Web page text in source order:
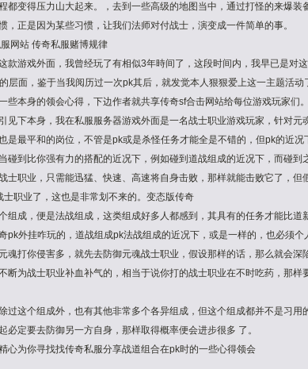
都变得压力山大起来。，去到一些高级的地图当中，通过打怪的来爆装
，正是因为某些习惯，让我们法师对付战士，演变成一件简单的事。
网站 传奇私服赌博规律
款游戏外面，我曾经玩了有相似3年時间了，这段时间内，我早已是对
层面，鉴于当我阅历过一次pk其后，就发觉本人狠狠爱上这一主题活动
些本身的领会心得，下边作者就共享传奇sf合击网站给每位游戏玩家们。
见下本身，我在私服服务器游戏外面是一名战士职业游戏玩家，针对元
是最平和的岗位，不管是pk或是杀怪任务才能全是不错的，但pk的近况
碰到比你强有力的搭配的近况下，例如碰到道战组成的近况下，而碰到
士职业，只需能迅猛、快速、高速将自身击败，那样就能击败它了，但
士职业了，这也是非常划不来的。变态版传奇
组成，便是法战组成，这类组成好多人都感到，其具有的任务才能比道
pk外挂咋玩的，道战组成pk法战组成的近况下，或是一样的，也必须个
魂打你侵害多，就先去防御元魂战士职业，假设那样的话，那么就会深
断为战士职业补血补气的，相当于说你打的战士职业在不时吃药，那样
过这个组成外，也有其他非常多个各异组成，但这个组成都并不是习用
必定要去防御另一方自身，那样取得概率便会进步很多 了。
心为你寻找找传奇私服分享战道组合在pk时的一些心得领会